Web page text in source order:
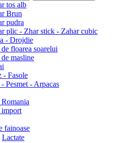
tos alb
Brun
pudra
plic - Zhar stick - Zahar cubic
- Drojdie
floarea soarelui
masline
- Fasole
Pesmet - Arpacas
import
fainoase
Lactate